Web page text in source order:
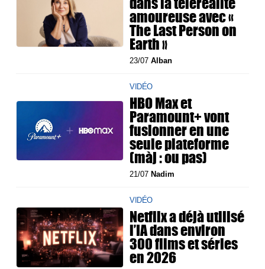
amoureuse avec «
The Last Person on
Earth »
23/07Alban
VIDÉO
HBO Max et
Paramount+ vont
fusionner en une
seule plateforme
(màj : ou pas)
21/07 Nadim
VIDÉO
Netflix a déjà utilisé
l’IA dans environ
300 films et séries
en 2026